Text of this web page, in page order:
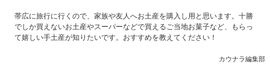
帯広に旅行に行くので、家族や友人へお土産を購入し用と思います。十勝
でしか買えないお土産やスーパーなどで買えるご当地お菓子など、もらっ
て嬉しい手土産が知りたいです。おすすめを教えてください！
カウナラ編集部